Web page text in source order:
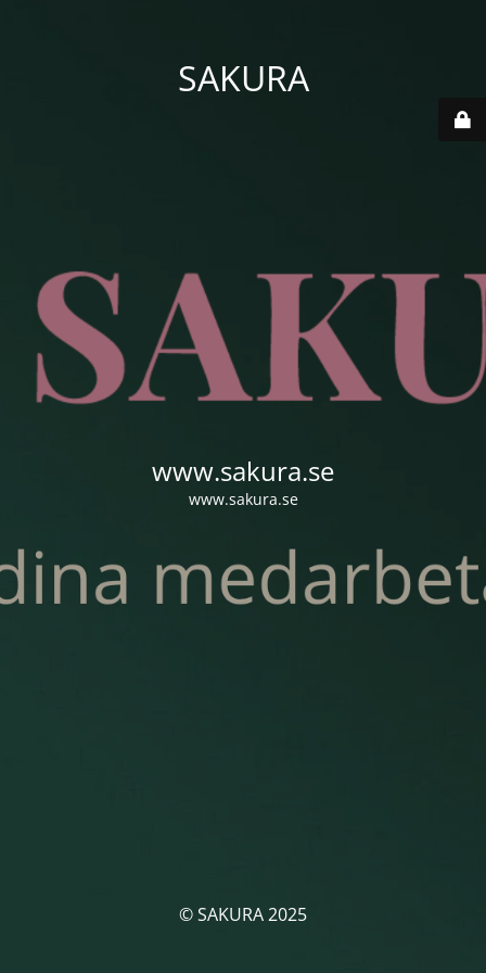
SAKURA
www.sakura.se
www.sakura.se
© SAKURA 2025